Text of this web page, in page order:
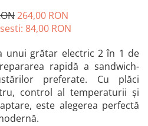
264,00 RON
84,00 RON
unui grătar electric 2 în 1 de
rapidă a sandwich-
preferate. Cu plăci
control al temperaturii și
este alegerea perfectă